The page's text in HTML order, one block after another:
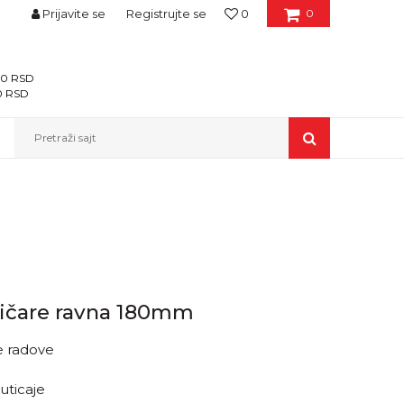
0
0
Prijavite se Registrujte se
RSD
RSD
Pretraži sajt
ravna 180mm
radove